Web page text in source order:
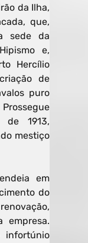
da Ilha,
que,
sede da
e,
Hercílio
de
puro
1913,
mestiço
em
do
empresa.
infortúnio